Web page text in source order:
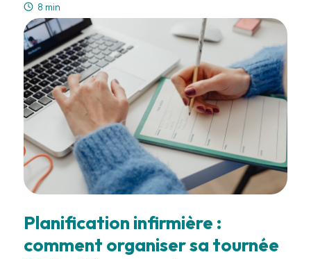
8 min
Planification infirmière :
comment organiser sa tournée